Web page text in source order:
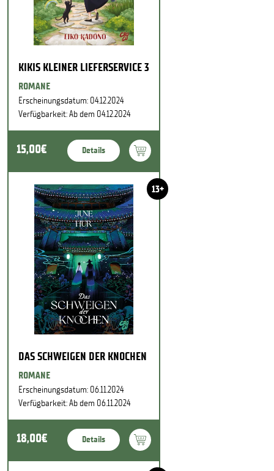
KIKIS KLEINER LIEFERSERVICE 3
ROMANE
Erscheinungsdatum: 04.12.2024
Verfügbarkeit: Ab dem 04.12.2024
15,00€ Details
13+
DAS SCHWEIGEN DER KNOCHEN
ROMANE
Erscheinungsdatum: 06.11.2024
Verfügbarkeit: Ab dem 06.11.2024
18,00€ Details